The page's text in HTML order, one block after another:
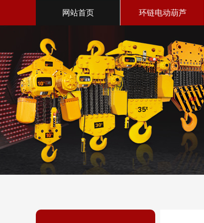
网站首页 环链电动葫芦